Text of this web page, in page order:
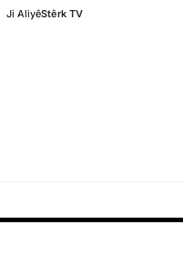
Ji AliyêStêrk TV